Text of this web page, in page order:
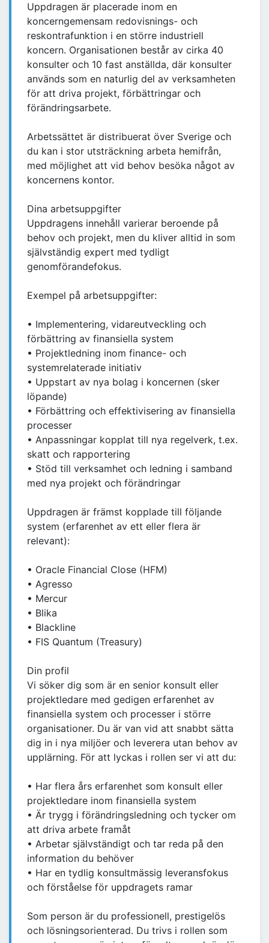
Uppdragen är placerade inom en
koncerngemensam redovisnings- och
reskontrafunktion i en större industriell
koncern. Organisationen består av cirka 40
konsulter och 10 fast anställda, där konsulter
används som en naturlig del av verksamheten
för att driva projekt, förbättringar och
förändringsarbete.
Arbetssättet är distribuerat över Sverige och
du kan i stor utsträckning arbeta hemifrån,
med möjlighet att vid behov besöka något av
koncernens kontor.
Dina arbetsuppgifter
Uppdragens innehåll varierar beroende på
behov och projekt, men du kliver alltid in som
självständig expert med tydligt
genomförandefokus.
Exempel på arbetsuppgifter:
• Implementering, vidareutveckling och
förbättring av finansiella system
• Projektledning inom finance- och
systemrelaterade initiativ
• Uppstart av nya bolag i koncernen (sker
löpande)
• Förbättring och effektivisering av finansiella
processer
• Anpassningar kopplat till nya regelverk, t.ex.
skatt och rapportering
• Stöd till verksamhet och ledning i samband
med nya projekt och förändringar
Uppdragen är främst kopplade till följande
system (erfarenhet av ett eller flera är
relevant):
• Oracle Financial Close (HFM)
• Agresso
• Mercur
• Blika
• Blackline
• FIS Quantum (Treasury)
Din profil
Vi söker dig som är en senior konsult eller
projektledare med gedigen erfarenhet av
finansiella system och processer i större
organisationer. Du är van vid att snabbt sätta
dig in i nya miljöer och leverera utan behov av
upplärning. För att lyckas i rollen ser vi att du:
• Har flera års erfarenhet som konsult eller
projektledare inom finansiella system
• Är trygg i förändringsledning och tycker om
att driva arbete framåt
• Arbetar självständigt och tar reda på den
information du behöver
• Har en tydlig konsultmässig leveransfokus
och förståelse för uppdragets ramar
Som person är du professionell, prestigelös
och lösningsorienterad. Du trivs i rollen som